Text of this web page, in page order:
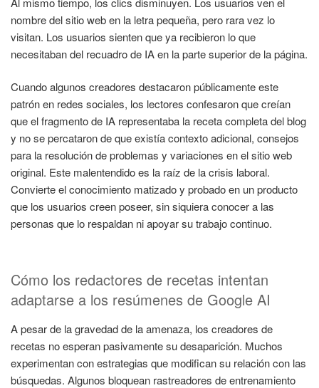
nombre del sitio web en la letra pequeña, pero rara vez lo
visitan. Los usuarios sienten que ya recibieron lo que
necesitaban del recuadro de IA en la parte superior de la página.
Cuando algunos creadores destacaron públicamente este
patrón en redes sociales, los lectores confesaron que creían
que el fragmento de IA representaba la receta completa del blog
y no se percataron de que existía contexto adicional, consejos
para la resolución de problemas y variaciones en el sitio web
original. Este malentendido es la raíz de la crisis laboral.
Convierte el conocimiento matizado y probado en un producto
que los usuarios creen poseer, sin siquiera conocer a las
personas que lo respaldan ni apoyar su trabajo continuo.
Cómo los redactores de recetas intentan
adaptarse a los resúmenes de Google AI
A pesar de la gravedad de la amenaza, los creadores de
recetas no esperan pasivamente su desaparición. Muchos
experimentan con estrategias que modifican su relación con las
búsquedas. Algunos bloquean rastreadores de entrenamiento